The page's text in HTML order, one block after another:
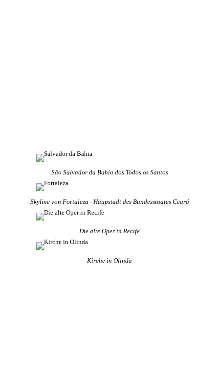
São Salvador da Bahia dos Todos os Santos
Skyline von Fortaleza - Haupstadt des Bundesstaates Ceará
Die alte Oper in Recife
Kirche in Olinda